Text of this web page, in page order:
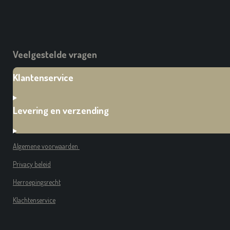
Veelgestelde vragen
Klantenservice
Levering en verzending
Algemene voorwaarden
Privacy beleid
Herroepingsrecht
Klachtenservice